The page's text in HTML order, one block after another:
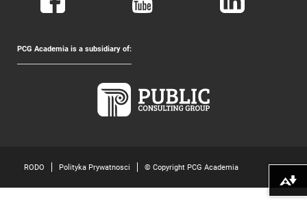
PCG Academia is a subsidiary of:
RODO Polityka Prywatnosci © Copyright PCG Academia
Pobierz